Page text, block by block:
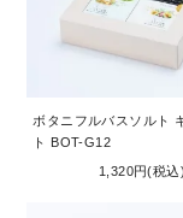
ボタニフルバスソルト
ト BOT-G12
1,320円(税込)